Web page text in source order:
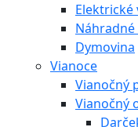
Elektrické
Dymovina
Vianoce
Vianočný
Vianočný